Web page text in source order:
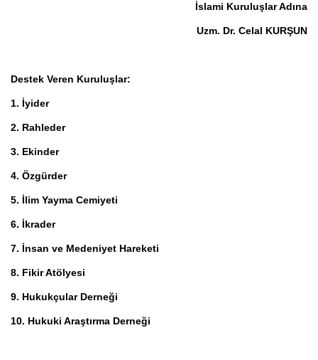
İslami Kuruluşlar Adına
Uzm. Dr. Celal KURŞUN
Destek Veren Kuruluşlar:
1. İyider
2. Rahleder
3. Ekinder
4. Özgürder
5. İlim Yayma Cemiyeti
6. İkrader
7. İnsan ve Medeniyet Hareketi
8. Fikir Atölyesi
9. Hukukçular Derneği
10. Hukuki Araştırma Derneği